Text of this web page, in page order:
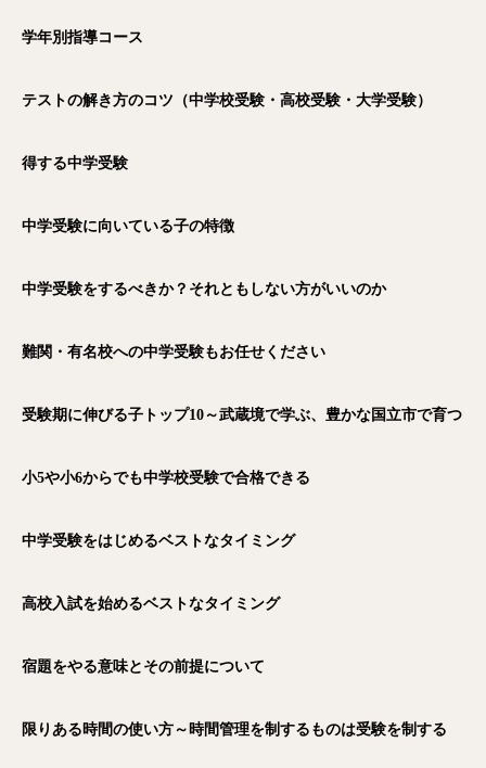
学年別指導コース
テストの解き方のコツ（中学校受験・高校受験・大学受験）
得する中学受験
中学受験に向いている子の特徴
中学受験をするべきか？それともしない方がいいのか
難関・有名校への中学受験もお任せください
受験期に伸びる子トップ10～武蔵境で学ぶ、豊かな国立市で育つ
小5や小6からでも中学校受験で合格できる
中学受験をはじめるベストなタイミング
高校入試を始めるベストなタイミング
宿題をやる意味とその前提について
限りある時間の使い方～時間管理を制するものは受験を制する